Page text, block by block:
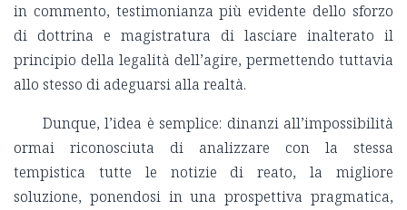
in commento, testimonianza più evidente dello sforzo
di dottrina e magistratura di lasciare inalterato il
principio della legalità dell’agire, permettendo tuttavia
allo stesso di adeguarsi alla realtà.
Dunque, l’idea è semplice: dinanzi all’impossibilità
ormai riconosciuta di analizzare con la stessa
tempistica tutte le notizie di reato, la migliore
soluzione, ponendosi in una prospettiva pragmatica,